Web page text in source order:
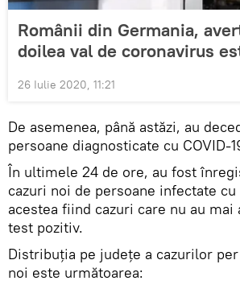
Românii din Germania,
doilea val de coronavirus
26 Iulie 2020, 11:21
De asemenea, până astăzi, au
persoane diagnosticate cu COVID-
În ultimele 24 de ore, au fost
cazuri noi de persoane infectate cu
acestea fiind cazuri care nu au mai
test pozitiv.
Distribuția pe județe a cazurilor
noi este următoarea: